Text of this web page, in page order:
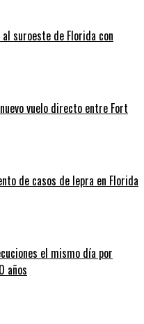
suroeste de Florida con
vuelo directo entre Fort
de casos de lepra en Florida
el mismo día por
años